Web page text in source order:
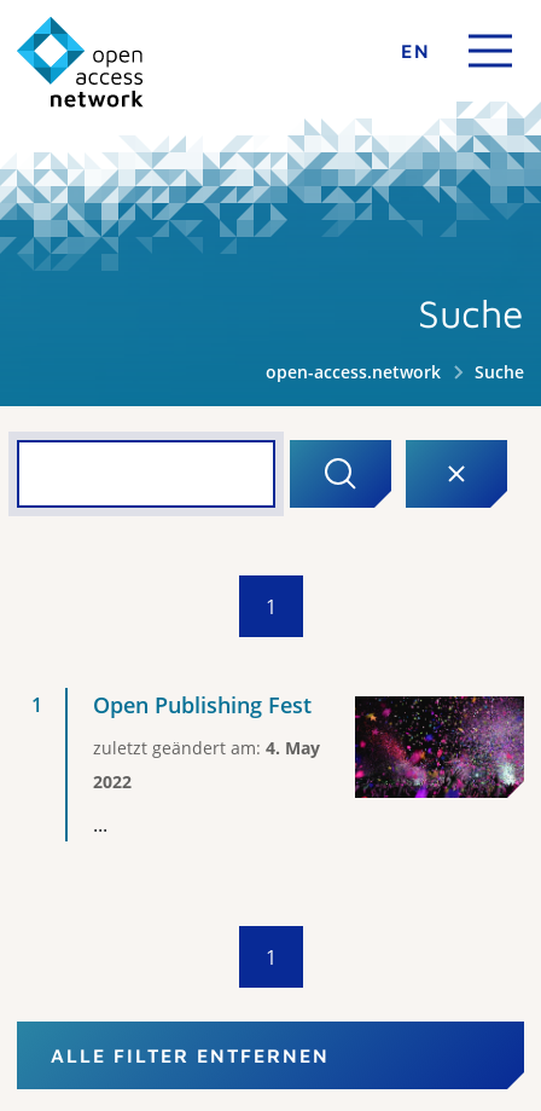
EN
Suche
open-access.network Suche
1
Open Publishing Fest
zuletzt geändert am: 4. May
2022
...
1
ALLE FILTER ENTFERNEN